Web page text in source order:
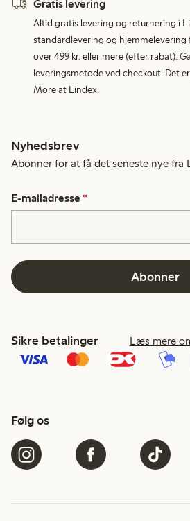
Gratis levering
Altid gratis levering og returnering i
standardlevering og
over 499 kr. eller mere (efter rabat).
leveringsmetode ved checkout. Det
More at Lindex.
Nyhedsbrev
Abonner for at få det seneste nye fra
E-mailadresse *
Abonner
Sikre betalinger Læs mere
Følg os